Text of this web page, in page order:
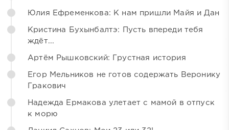
Юлия Ефременкова: К нам пришли Майя и Дан
Кристина Бухынбалтэ: Пусть впереди тебя
ждёт...
Артём Рышковский: Грустная история
Егор Мельников не готов содержать Веронику
Гракович
Надежда Ермакова улетает с мамой в отпуск
к морю